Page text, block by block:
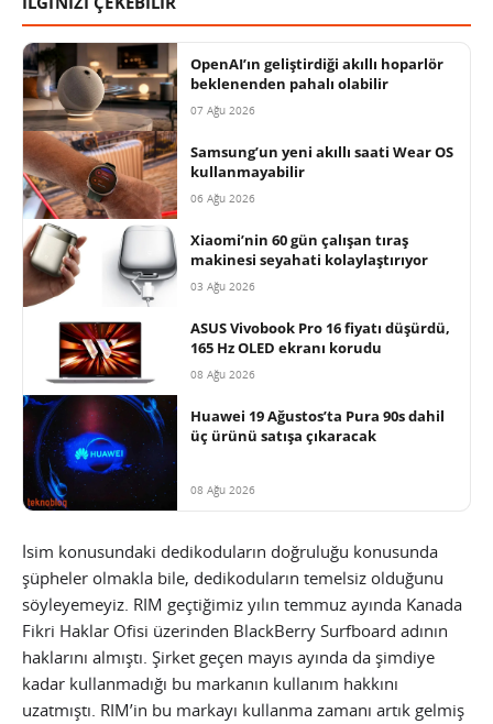
OpenAI’ın geliştirdiği akıllı hoparlör
beklenenden pahalı olabilir
07 Ağu 2026
Samsung’un yeni akıllı saati Wear OS
kullanmayabilir
06 Ağu 2026
Xiaomi’nin 60 gün çalışan tıraş
makinesi seyahati kolaylaştırıyor
03 Ağu 2026
ASUS Vivobook Pro 16 fiyatı düşürdü,
165 Hz OLED ekranı korudu
08 Ağu 2026
Huawei 19 Ağustos’ta Pura 90s dahil
üç ürünü satışa çıkaracak
08 Ağu 2026
İsim konusundaki dedikoduların doğruluğu konusunda
şüpheler olmakla bile, dedikoduların temelsiz olduğunu
söyleyemeyiz. RIM geçtiğimiz yılın temmuz ayında Kanada
Fikri Haklar Ofisi üzerinden BlackBerry Surfboard adının
haklarını almıştı. Şirket geçen mayıs ayında da şimdiye
kadar kullanmadığı bu markanın kullanım hakkını
uzatmıştı. RIM’in bu markayı kullanma zamanı artık gelmiş